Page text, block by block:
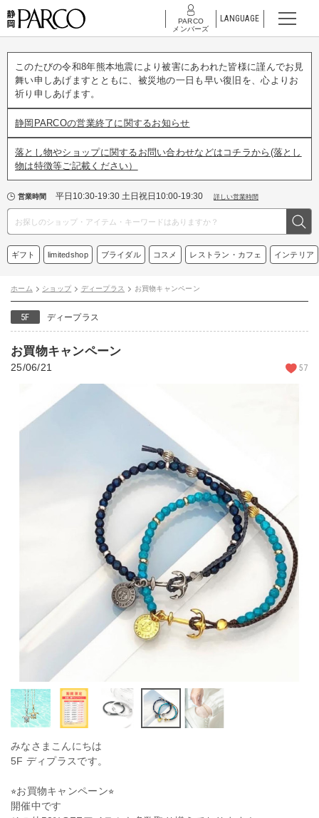
PARCO
メンバーズ
LANGUAGE
このたびの令和8年熊本地震により被害にあわれた皆様に謹んでお見
舞い申しあげますとともに、被災地の一日も早い復旧を、心よりお
祈り申しあげます。
静岡PARCOの営業終了に関するお知らせ
落とし物やショップに関するお問い合わせなどはコチラから(落とし
物は特徴等ご記載ください）
営業時間 平日10:30-19:30 土日祝日10:00-19:30 詳しい営業時間
ギフト limitedshop ブライダル コスメ レストラン・カフェ インテリア
ホーム ショップ ディープラス お買物キャンペーン
5F ディープラス
お買物キャンペーン
25/06/21 57
みなさまこんにちは
5F ディプラスです。
⭐︎お買物キャンペーン⭐︎
開催中です